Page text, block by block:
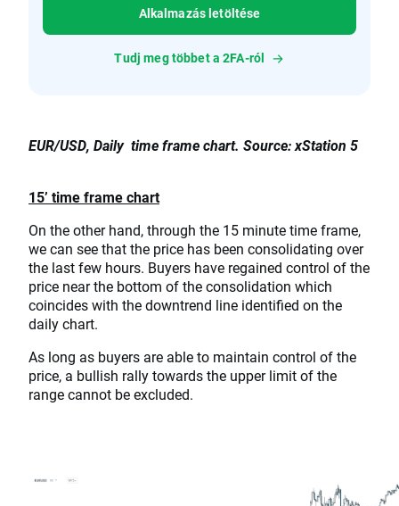
Alkalmazás letöltése
Tudj meg többet a 2FA-ról
EUR/USD, Daily time frame chart. Source: xStation 5
15’ time frame chart
On the other hand, through the 15 minute time frame,
we can see that the price has been consolidating over
the last few hours. Buyers have regained control of the
price near the bottom of the consolidation which
coincides with the downtrend line identified on the
daily chart.
As long as buyers are able to maintain control of the
price, a bullish rally towards the upper limit of the
range cannot be excluded.